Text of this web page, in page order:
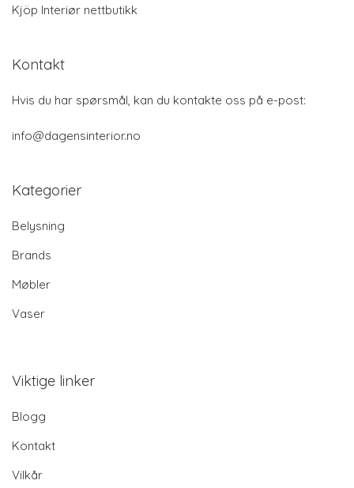
Kjöp Interiør nettbutikk
Kontakt
Hvis du har spørsmål, kan du kontakte oss på e-post:
info@dagensinterior.no
Kategorier
Belysning
Brands
Møbler
Vaser
Viktige linker
Blogg
Kontakt
Vilkår